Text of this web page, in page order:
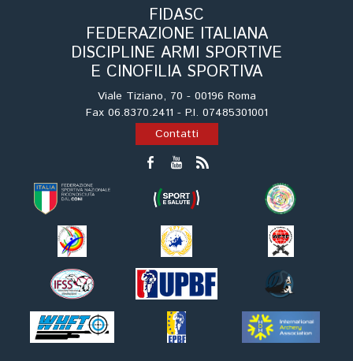
FIDASC
FEDERAZIONE ITALIANA
DISCIPLINE ARMI SPORTIVE
E CINOFILIA SPORTIVA
Viale Tiziano, 70 - 00196 Roma
Fax 06.8370.2411 - P.I. 07485301001
Contatti
Cinofilia Venatoria
Sleddog